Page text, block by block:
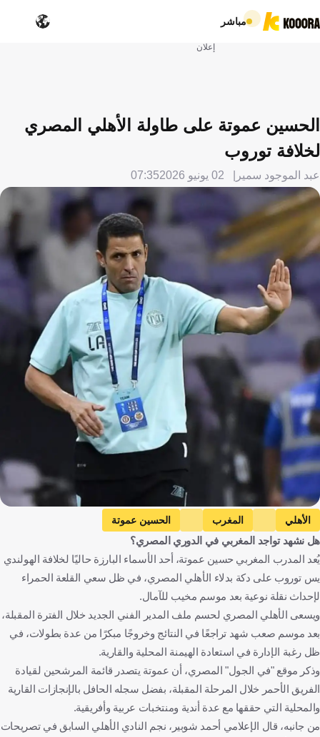
مباشر
إعلان
الحسين عموتة على طاولة الأهلي المصري
لخلافة توروب
عبد الموجود سمير 02 يونيو 2026 07:35
الأهلي المغرب
الحسين عموتة
الدوري المصري الممتاز
مصر المغرب
هل نشهد تواجد المغربي في الدوري المصري؟
يُعد المدرب المغربي حسين عموتة، أحد الأسماء البارزة حاليًا لخلافة الهولندي
يس توروب على دكة بدلاء الأهلي المصري، في ظل سعي القلعة الحمراء
لإحداث نقلة نوعية بعد موسم مخيب للآمال.
ويسعى الأهلي المصري لحسم ملف المدير الفني الجديد خلال الفترة المقبلة،
بعد موسم صعب شهد تراجعًا في النتائج وخروجًا مبكرًا من عدة بطولات، في
ظل رغبة الإدارة في استعادة الهيمنة المحلية والقارية.
وذكر موقع "في الجول" المصري، أن عموتة يتصدر قائمة المرشحين لقيادة
الفريق الأحمر خلال المرحلة المقبلة، بفضل سجله الحافل بالإنجازات القارية
والمحلية التي حققها مع عدة أندية ومنتخبات عربية وأفريقية.
من جانبه، قال الإعلامي أحمد شوبير، نجم النادي الأهلي السابق في تصريحات